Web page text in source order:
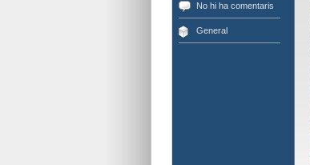
No hi ha comentaris
General